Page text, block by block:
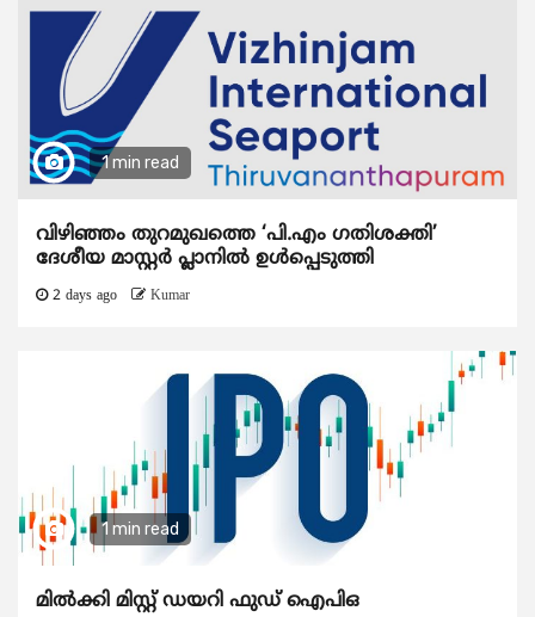
1 min read
വിഴിഞ്ഞം തുറമുഖത്തെ ‘പി.എം ഗതിശക്തി’
ദേശീയ മാസ്റ്റർ പ്ലാനിൽ ഉൾപ്പെടുത്തി
2 days ago Kumar
1 min read
മിൽക്കി മിസ്റ്റ് ഡയറി ഫുഡ് ഐപിഒ